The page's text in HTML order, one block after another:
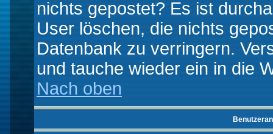
nichts gepostet? Es ist
User löschen, die nichts
Datenbank zu verringern.
und tauche wieder ein in die
Nach oben